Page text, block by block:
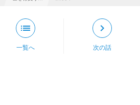
list
一覧へ
keyboard_arrow_right
次の話